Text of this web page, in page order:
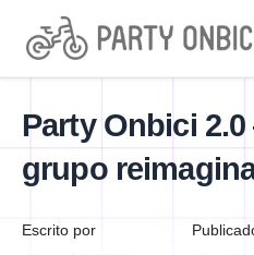
Party Onbici
grupo
Escrito por